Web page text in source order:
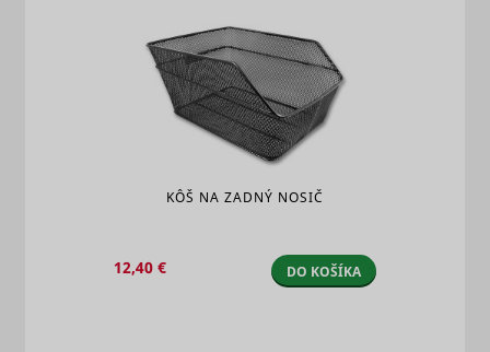
KÔŠ NA ZADNÝ NOSIČ
12,40 € DO KOŠÍKA